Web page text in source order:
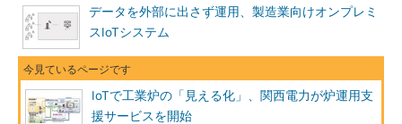
データを外部に出さず運用、製造業向けオンプレミ
スIoTシステム
IoTで工業炉の「見える化」、関西電力が炉運用支
援サービスを開始